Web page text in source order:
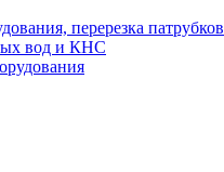
перерезка патрубков
вод и КНС